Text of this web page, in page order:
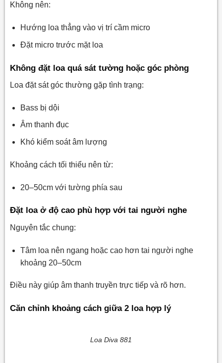
Không nên:
Hướng loa thẳng vào vị trí cầm micro
Đặt micro trước mặt loa
Không đặt loa quá sát tường hoặc góc phòng
Loa đặt sát góc thường gặp tình trạng:
Bass bị dội
Âm thanh đục
Khó kiểm soát âm lượng
Khoảng cách tối thiểu nên từ:
20–50cm với tường phía sau
Đặt loa ở độ cao phù hợp với tai người nghe
Nguyên tắc chung:
Tâm loa nên ngang hoặc cao hơn tai người nghe
khoảng 20–50cm
Điều này giúp âm thanh truyền trực tiếp và rõ hơn.
Căn chỉnh khoảng cách giữa 2 loa hợp lý
Loa Diva 881